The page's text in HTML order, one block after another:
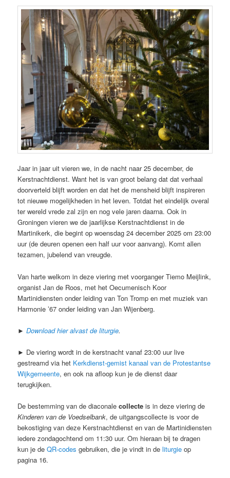
Jaar in jaar uit vieren we, in de nacht naar 25 december, de
Kerstnachtdienst. Want het is van groot belang dat dat verhaal
doorverteld blijft worden en dat het de mensheid blijft inspireren
tot nieuwe mogelijkheden in het leven. Totdat het eindelijk overal
ter wereld vrede zal zijn en nog vele jaren daarna. Ook in
Groningen vieren we de jaarlijkse Kerstnachtdienst in de
Martinikerk, die begint op woensdag 24 december 2025 om 23:00
uur (de deuren openen een half uur voor aanvang). Komt allen
tezamen, jubelend van vreugde.
Van harte welkom in deze viering met voorganger Tiemo Meijlink,
organist Jan de Roos, met het Oecumenisch Koor
Martinidiensten onder leiding van Ton Tromp en met muziek van
Harmonie ’67 onder leiding van Jan Wijenberg.
►Download hier alvast de liturgie.
► De viering wordt in de kerstnacht vanaf 23:00 uur live
gestreamd via het Kerkdienst-gemist kanaal van de Protestantse
Wijkgemeente, en ook na afloop kun je de dienst daar
terugkijken.
De bestemming van de diaconalecollecte is in deze viering de
Kinderen van de Voedselbank, de uitgangscollecte is voor de
bekostiging van deze Kerstnachtdienst en van de Martinidiensten
iedere zondagochtend om 11:30 uur. Om hieraan bij te dragen
kun je deQR-codes gebruiken, die je vindt in deliturgie op
pagina 16.